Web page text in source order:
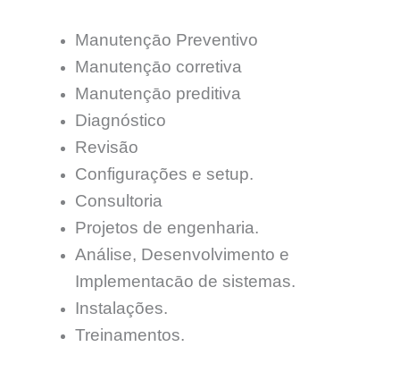
Manutençāo Preventivo
Manutençāo corretiva
Manutençāo preditiva
Diagnóstico
Revisão
Configurações e setup.
Consultoria
Projetos de engenharia.
Análise, Desenvolvimento e
Implementacāo de sistemas.
Instalações.
Treinamentos.